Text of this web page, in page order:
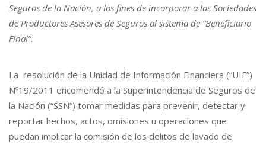
Seguros de la Nación, a los fines de incorporar a las Sociedades
de Productores Asesores de Seguros al sistema de “Beneficiario
Final”.
La resolución de la Unidad de Información Financiera (“UIF”)
Nº19/2011 encomendó a la Superintendencia de Seguros de
la Nación (“SSN”) tomar medidas para prevenir, detectar y
reportar hechos, actos, omisiones u operaciones que
puedan implicar la comisión de los delitos de lavado de